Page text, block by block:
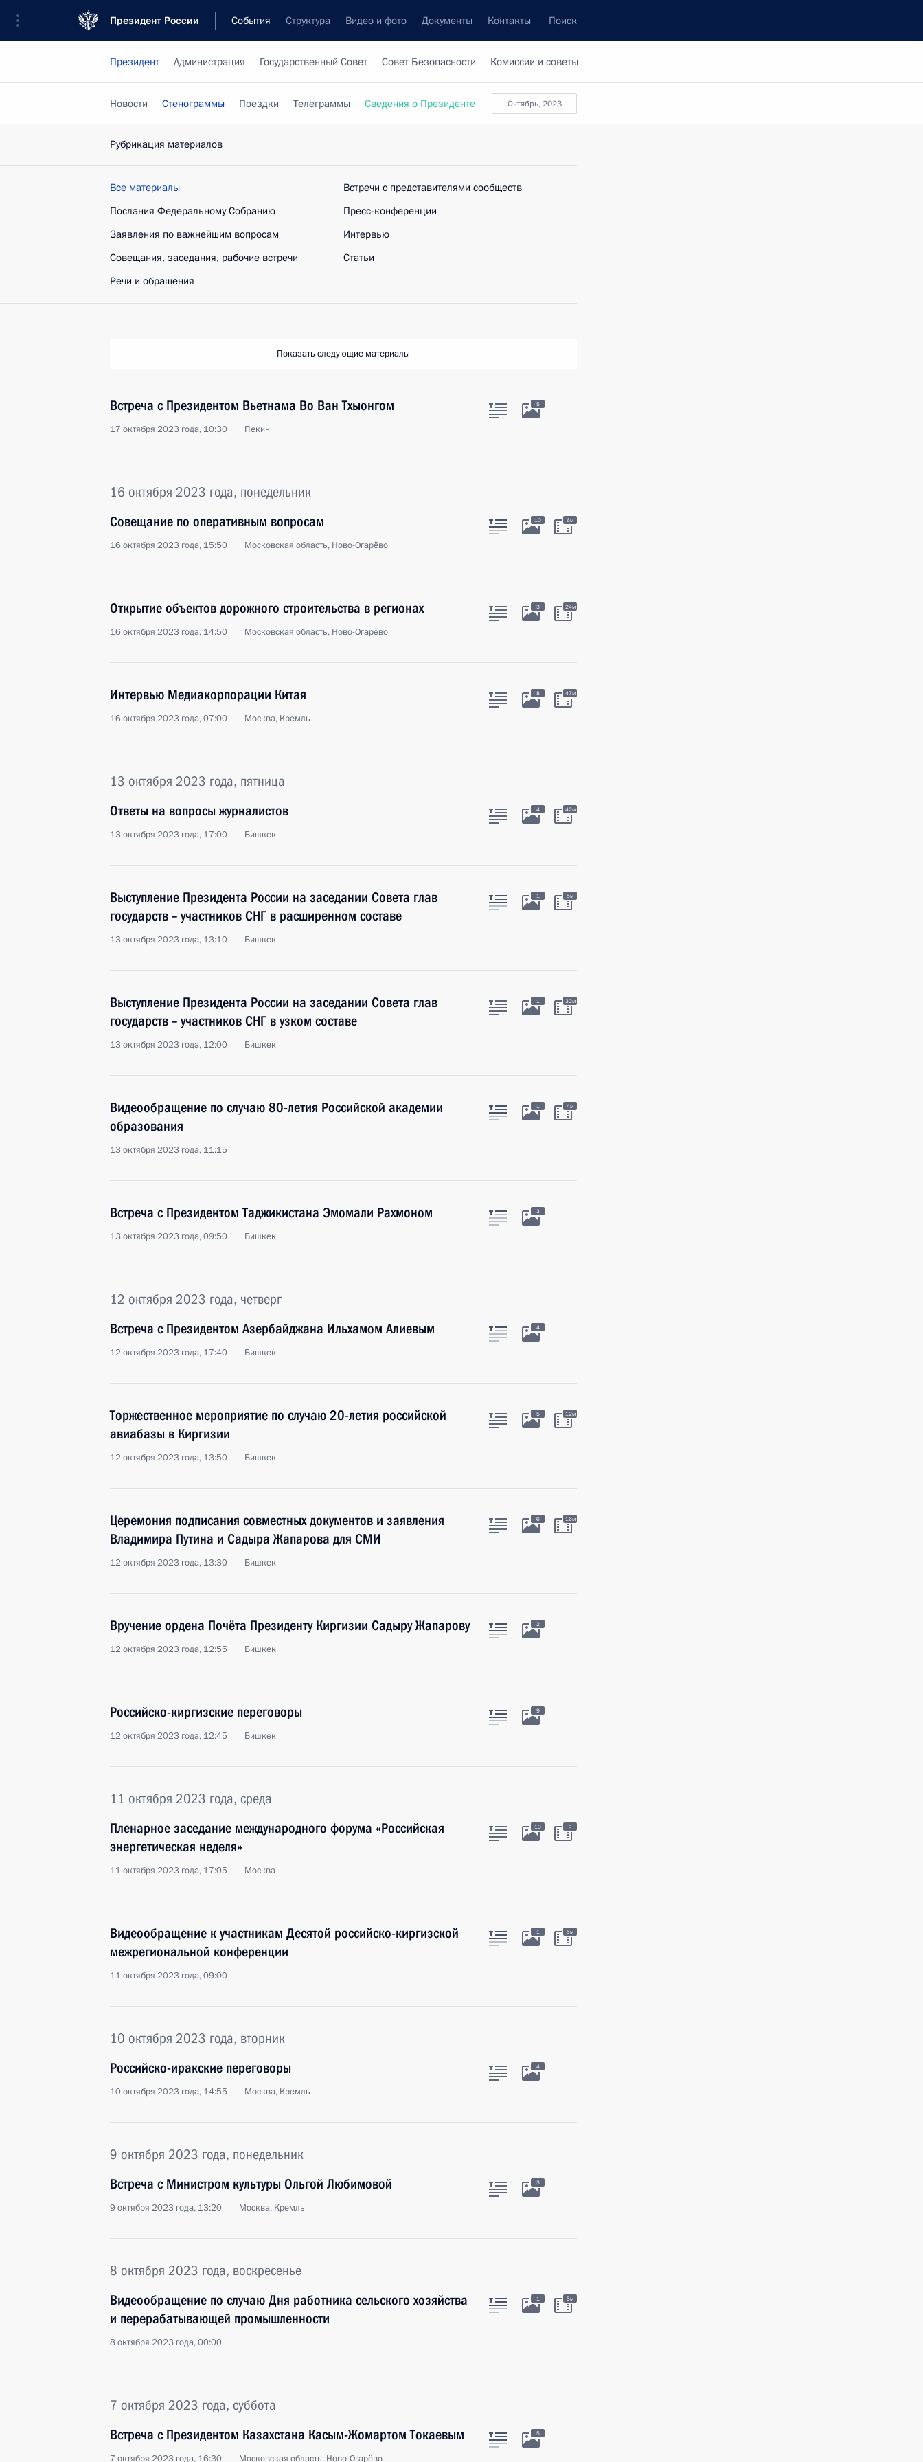
Президент России События Структура Видео и фото Документы Контакты Поиск
Президент Администрация Государственный Совет Совет Безопасности Комиссии и советы
октябрь, 2023
Новости Стенограммы Поездки Телеграммы Сведения о Президенте
Рубрикация материалов
Все материалы
Послания Федеральному Собранию
Заявления по важнейшим вопросам
Совещания, заседания, рабочие встречи
Речи и обращения
Встречи с представителями сообществ
Пресс-конференции
Интервью
Статьи
Показать следующие материалы
Встреча с Президентом Вьетнама Во Ван Тхыонгом
17 октября 2023 года, 10:30 Пекин
5
16 октября 2023 года, понедельник
Совещание по оперативным вопросам
16 октября 2023 года, 15:50 Московская область, Ново-Огарёво
10 6м
Открытие объектов дорожного строительства в регионах
16 октября 2023 года, 14:50 Московская область, Ново-Огарёво
3 24м
Интервью Медиакорпорации Китая
16 октября 2023 года, 07:00 Москва, Кремль
8 47м
13 октября 2023 года, пятница
Ответы на вопросы журналистов
13 октября 2023 года, 17:00 Бишкек
4 42м
Выступление Президента России на заседании Совета глав
государств – участников СНГ в расширенном составе
13 октября 2023 года, 13:10 Бишкек
1 5м
Выступление Президента России на заседании Совета глав
государств – участников СНГ в узком составе
13 октября 2023 года, 12:00 Бишкек
1 32м
Видеообращение по случаю 80-летия Российской академии
образования
13 октября 2023 года, 11:15
1 4м
Встреча с Президентом Таджикистана Эмомали Рахмоном
13 октября 2023 года, 09:50 Бишкек
3
12 октября 2023 года, четверг
Встреча с Президентом Азербайджана Ильхамом Алиевым
12 октября 2023 года, 17:40 Бишкек
4
Торжественное мероприятие по случаю 20-летия российской
авиабазы в Киргизии
12 октября 2023 года, 13:50 Бишкек
5 12м
Церемония подписания совместных документов и заявления
Владимира Путина и Садыра Жапарова для СМИ
12 октября 2023 года, 13:30 Бишкек
6 16м
Вручение ордена Почёта Президенту Киргизии Садыру Жапарову
12 октября 2023 года, 12:55 Бишкек
2
Российско-киргизские переговоры
12 октября 2023 года, 12:45 Бишкек
9
11 октября 2023 года, среда
Пленарное заседание международного форума «Российская
энергетическая неделя»
11 октября 2023 года, 17:05 Москва
19 :
Видеообращение к участникам Десятой российско-киргизской
межрегиональной конференции
11 октября 2023 года, 09:00
1 5м
10 октября 2023 года, вторник
Российско-иракские переговоры
10 октября 2023 года, 14:55 Москва, Кремль
4
9 октября 2023 года, понедельник
Встреча с Министром культуры Ольгой Любимовой
9 октября 2023 года, 13:20 Москва, Кремль
3
8 октября 2023 года, воскресенье
Видеообращение по случаю Дня работника сельского хозяйства
и перерабатывающей промышленности
8 октября 2023 года, 00:00
1 5м
7 октября 2023 года, суббота
Встреча с Президентом Казахстана Касым-Жомартом Токаевым
7 октября 2023 года, 16:30 Московская область, Ново-Огарёво
5